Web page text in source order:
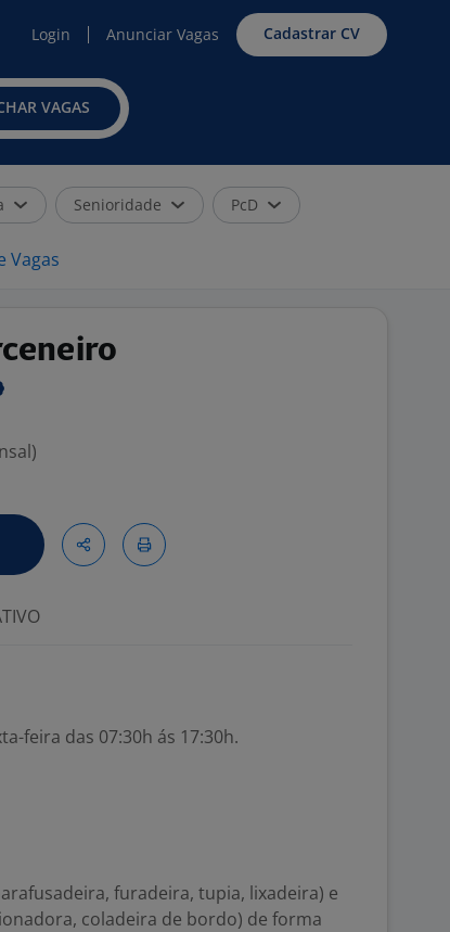
Login Anunciar Vagas Cadastrar CV
VAGAS
Senioridade PcD
Vagas
feira das 07:30h ás 17:30h.
furadeira, tupia, lixadeira) e
coladeira de bordo) de forma